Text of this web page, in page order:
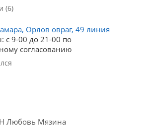
(6)
Орлов овраг, 49 линия
с 9-00 до 21-00 по
согласованию
Любовь Мязина